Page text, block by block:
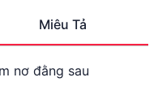
Miêu Tả
nơ đằng sau